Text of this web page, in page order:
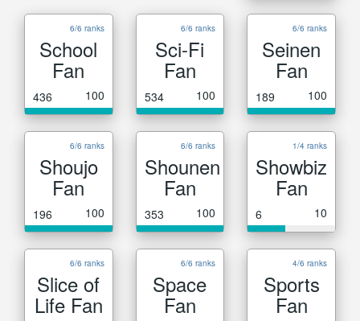
6/6 ranks
School
Fan
436 100
6/6 ranks
Sci-Fi
Fan
534 100
6/6 ranks
Seinen
Fan
189 100
6/6 ranks
Shoujo
Fan
196 100
6/6 ranks
Shounen
Fan
353 100
1/4 ranks
Showbiz
Fan
6 10
6/6 ranks
Slice of
Life Fan
6/6 ranks
Space
Fan
4/6 ranks
Sports
Fan